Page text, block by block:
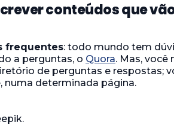
conteúdos que
frequentes: todo mundo tem
a perguntas, o Quora. Mas, você
de perguntas e respostas;
numa determinada página.